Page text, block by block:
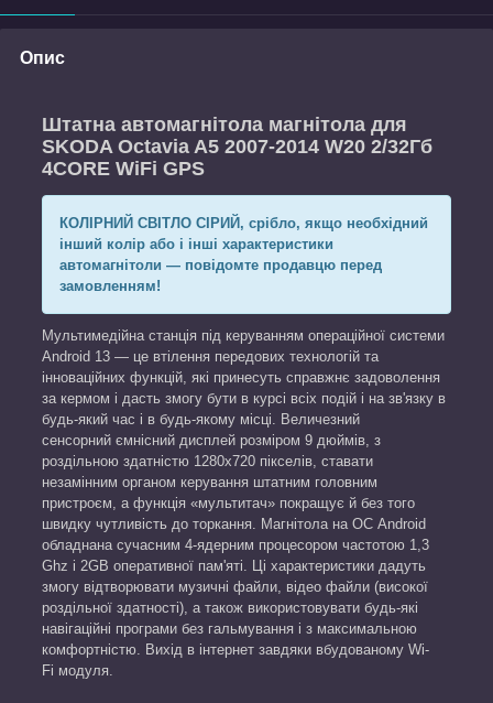
Опис
Штатна автомагнітола магнітола для
SKODA Octavia A5 2007-2014 W20 2/32Гб
4CORE WiFi GPS
КОЛІРНИЙ СВІТЛО СІРИЙ, срібло, якщо необхідний
інший колір або і інші характеристики
автомагнітоли — повідомте продавцю перед
замовленням!
Мультимедійна станція під керуванням операційної системи
Android 13 — це втілення передових технологій та
інноваційних функцій, які принесуть справжнє задоволення
за кермом і дасть змогу бути в курсі всіх подій і на зв'язку в
будь-який час і в будь-якому місці. Величезний
сенсорний ємнісний дисплей розміром 9 дюймів, з
роздільною здатністю 1280x720 пікселів, ставати
незамінним органом керування штатним головним
пристроєм, а функція «мультитач» покращує й без того
швидку чутливість до торкання. Магнітола на ОС Android
обладнана сучасним 4-ядерним процесором частотою 1,3
Ghz і 2GB оперативної пам'яті. Ці характеристики дадуть
змогу відтворювати музичні файли, відео файли (високої
роздільної здатності), а також використовувати будь-які
навігаційні програми без гальмування і з максимальною
комфортністю. Вихід в інтернет завдяки вбудованому Wi-
Fi модуля.